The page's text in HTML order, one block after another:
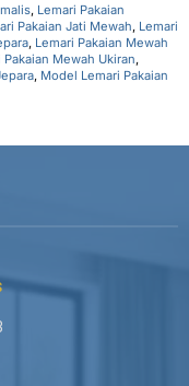
, Lemari Pakaian
Pakaian Jati Mewah, Lemari
, Lemari Pakaian Mewah
Pakaian Mewah Ukiran,
, Model Lemari Pakaian